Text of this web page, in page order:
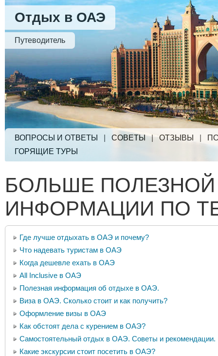
Отдых в ОАЭ
Путеводитель
ВОПРОСЫ И ОТВЕТЫ СОВЕТЫ | ОТЗЫВЫ
ГОРЯЩИЕ ТУРЫ
БОЛЬШЕ ПОЛЕЗНОЙ
ИНФОРМАЦИИ ПО
Где лучше отдыхать в ОАЭ и почему?
Что надевать туристам в ОАЭ
Когда дешевле ехать в ОАЭ
All Inclusive в ОАЭ
Полезная информация об отдыхе в ОАЭ.
Виза в ОАЭ. Сколько стоит и как получить?
Оформление визы в ОАЭ
Как обстоят дела с курением в ОАЭ?
Самостоятельный отдых в ОАЭ. Советы и рекомендации.
Какие экскурсии стоит посетить в ОАЭ?